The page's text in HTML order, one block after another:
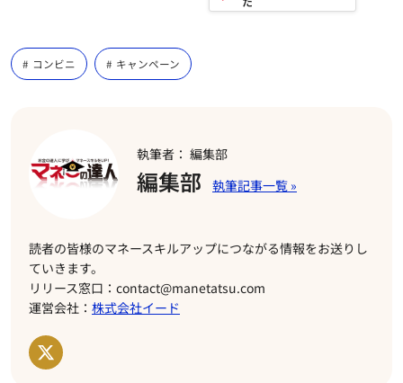
コンビニ キャンペーン
執筆者： 編集部
編集部
読者の皆様のマネースキルアップにつながる情報をお送りし
ていきます。
リリース窓口：contact@manetatsu.com
運営会社： 株式会社イード